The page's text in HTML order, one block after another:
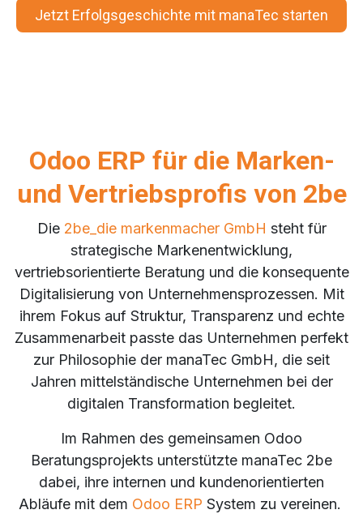
Jetzt Erfolgsgeschichte mit manaTec starten
Odoo ERP für die Marken-
und Vertriebsprofis von 2be
Die 2be_die markenmacher GmbH steht für
strategische Markenentwicklung,
vertriebsorientierte Beratung und die konsequente
Digitalisierung von Unternehmensprozessen. Mit
ihrem Fokus auf Struktur, Transparenz und echte
Zusammenarbeit passte das Unternehmen perfekt
zur Philosophie der manaTec GmbH, die seit
Jahren mittelständische Unternehmen bei der
digitalen Transformation begleitet.
Im Rahmen des gemeinsamen Odoo
Beratungsprojekts unterstützte manaTec 2be
dabei, ihre internen und kundenorientierten
Abläufe mit dem Odoo ERP System zu vereinen.